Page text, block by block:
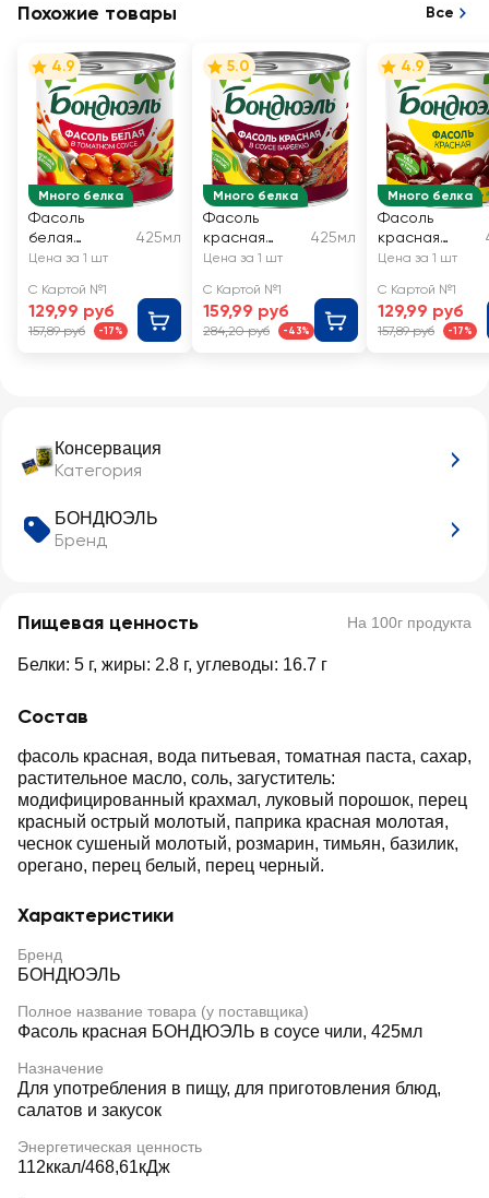
Консервация
Категория
БОНДЮЭЛЬ
Бренд
Пищевая ценность На 100г продукта
Белки: 5 г, жиры: 2.8 г, углеводы: 16.7 г
Состав
фасоль красная, вода питьевая, томатная паста, сахар,
растительное масло, соль, загуститель:
модифицированный крахмал, луковый порошок, перец
красный острый молотый, паприка красная молотая,
чеснок сушеный молотый, розмарин, тимьян, базилик,
орегано, перец белый, перец черный.
Характеристики
Бренд
БОНДЮЭЛЬ
Полное название товара (у поставщика)
Фасоль красная БОНДЮЭЛЬ в соусе чили, 425мл
Назначение
Для употребления в пищу, для приготовления блюд,
салатов и закусок
Энергетическая ценность
112ккал/468,61кДж
Похожие товары Все
Много белка
4.9
Фасоль
белая
БОНДЮЭЛЬ в
соусе
425мл
Цена за 1 шт
С Картой №1
129,99 руб
157,89 руб -17%
Много белка
5.0
Фасоль
красная
БОНДЮЭЛЬ в
барбекю
425мл
Цена за 1 шт
С Картой №1
159,99 руб
284,20 руб -43%
Много белка
4.9
Фасоль
красная
БОНДЮЭЛЬ
Цена за 1 шт
С Картой №1
129,99 руб
157,89 руб -17%